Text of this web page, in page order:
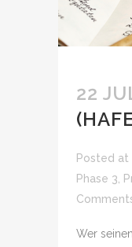
22
Posted at
Phase 3
Wer